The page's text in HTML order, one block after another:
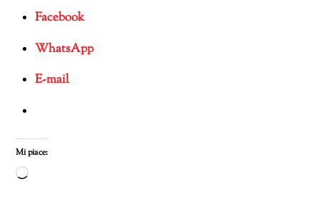
Facebook
WhatsApp
E-mail
Mi piace:
Caricamento